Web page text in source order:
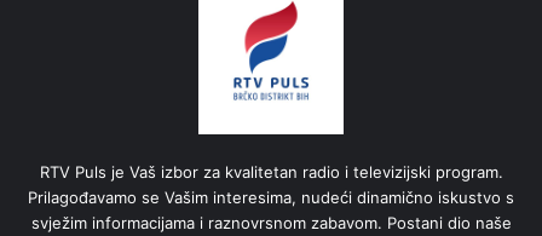
RTV Puls je Vaš izbor za kvalitetan radio i televizijski program.
Prilagođavamo se Vašim interesima, nudeći dinamično iskustvo s
svježim informacijama i raznovrsnom zabavom. Postani dio naše